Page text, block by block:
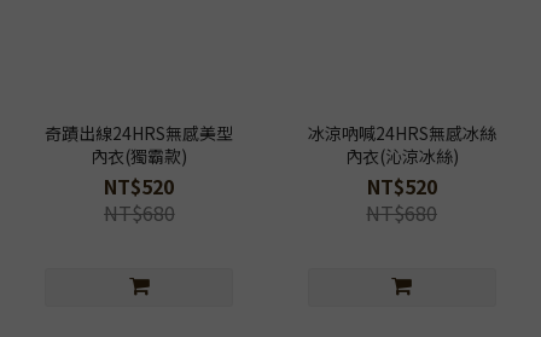
奇蹟出線24HRS無感美型
內衣(獨霸款)
NT$520
NT$680
冰涼吶喊24HRS無感冰絲
內衣(沁涼冰絲)
NT$520
NT$680